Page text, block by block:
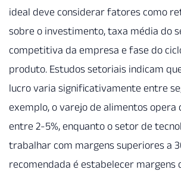
ideal deve considerar fatores como
sobre o investimento, taxa média do
competitiva da empresa e fase do
produto. Estudos setoriais indicam
lucro varia significativamente entre
exemplo, o varejo de alimentos opera
entre 2-5%, enquanto o setor de
trabalhar com margens superiores a
recomendada é estabelecer margens